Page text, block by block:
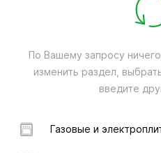
По Вашему запросу
изменить раздел,
введите
Газовые и